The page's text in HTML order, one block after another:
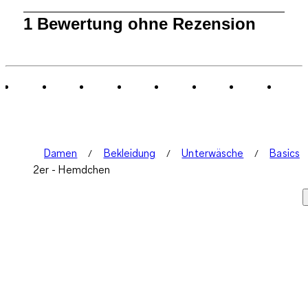
von
1 Bewertung ohne Rezension
Damen Bekleidung Unterwäsche
Basics
2er - Hemdchen